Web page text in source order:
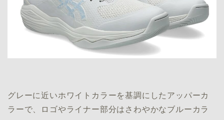
グレーに近いホワイトカラーを基調にしたアッパーカ
ラーで、ロゴやライナー部分はさわやかなブルーカラ